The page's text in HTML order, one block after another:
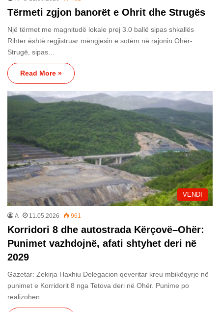
Tërmeti zgjon banorët e Ohrit dhe Strugës
Një tërmet me magnitudë lokale prej 3.0 ballë sipas shkallës
Rihter është regjistruar mëngjesin e sotëm në rajonin Ohër-
Strugë, sipas…
Read More »
VENDI
A 11.05.2026 961
Korridori 8 dhe autostrada Kërçovë–Ohër:
Punimet vazhdojnë, afati shtyhet deri në
2029
Gazetar: Zekirja Haxhiu Delegacion qeveritar kreu mbikëqyrje në
punimet e Korridorit 8 nga Tetova deri në Ohër. Punime po
realizohen…